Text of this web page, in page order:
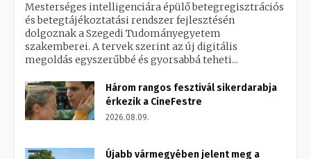
Mesterséges intelligenciára épülő betegregisztrációs
és betegtájékoztatási rendszer fejlesztésén
dolgoznak a Szegedi Tudományegyetem
szakemberei. A tervek szerint az új digitális
megoldás egyszerűbbé és gyorsabbá teheti...
Három rangos fesztivál sikerdarabja
érkezik a CineFestre
2026.08.09.
Újabb vármegyében jelent meg a